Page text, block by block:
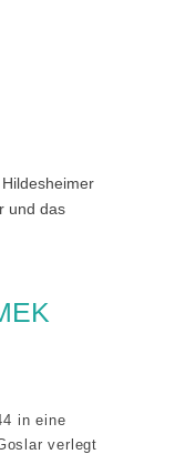
und das
in eine
verlegt